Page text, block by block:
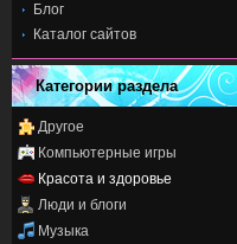
Блог
Каталог сайтов
Категории раздела
Другое
Компьютерные игры
Красота и здоровье
Люди и блоги
Музыка